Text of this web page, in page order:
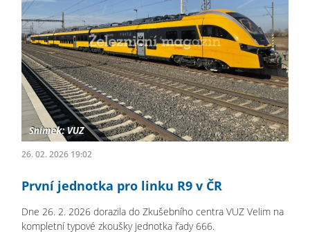
26. 02. 2026 19:02
První jednotka pro linku R9 v ČR
Dne 26. 2. 2026 dorazila do Zkušebního centra VUZ Velim na
kompletní typové zkoušky jednotka řady 666.